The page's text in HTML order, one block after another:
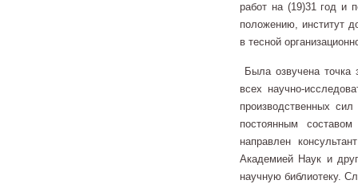
работ на (19)31 год и
положению, институт
в тесной
Была озвучена точка
всех научно-
производственных
постоянным
направлен
Академией Наук и
научную библиотеку.